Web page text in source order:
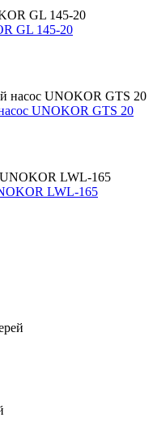
GL 145-20
UNOKOR GTS 20
LWL-165